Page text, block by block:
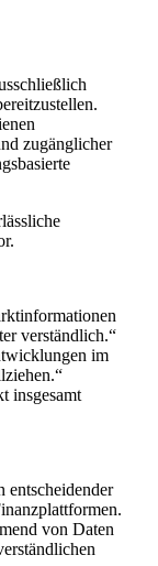
zugänglicher
verständlich.“
im
insgesamt
entscheidender
von Daten